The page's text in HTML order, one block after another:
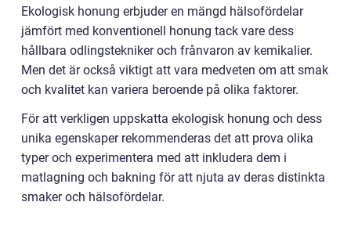
Ekologisk honung erbjuder en mängd hälsofördelar
jämfört med konventionell honung tack vare dess
hållbara odlingstekniker och frånvaron av kemikalier.
Men det är också viktigt att vara medveten om att smak
och kvalitet kan variera beroende på olika faktorer.
För att verkligen uppskatta ekologisk honung och dess
unika egenskaper rekommenderas det att prova olika
typer och experimentera med att inkludera dem i
matlagning och bakning för att njuta av deras distinkta
smaker och hälsofördelar.